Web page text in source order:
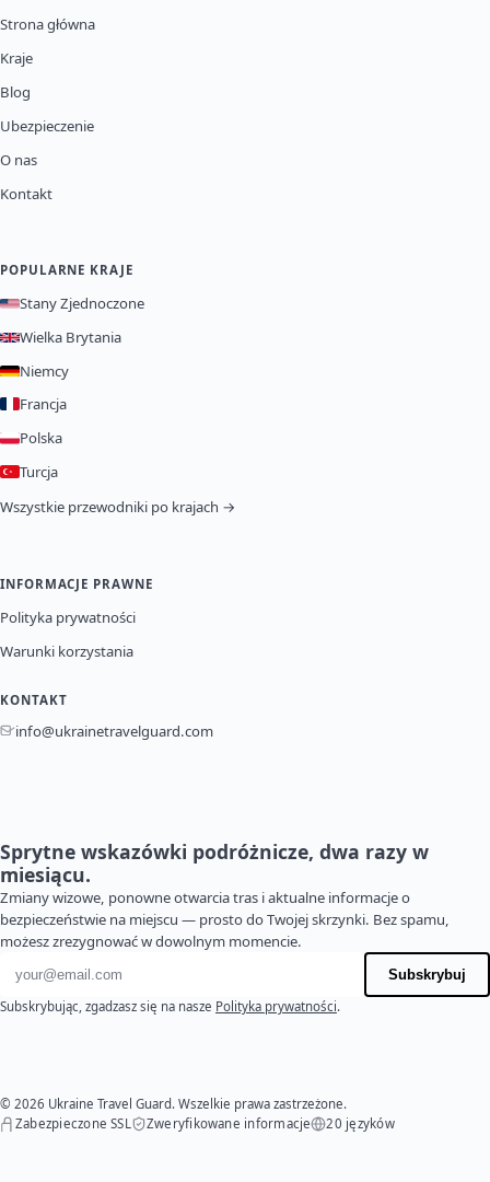
Strona główna
Kraje
Blog
Ubezpieczenie
O nas
Kontakt
POPULARNE KRAJE
Stany Zjednoczone
Wielka Brytania
Niemcy
Francja
Polska
Turcja
Wszystkie przewodniki po krajach →
INFORMACJE PRAWNE
Polityka prywatności
Warunki korzystania
KONTAKT
info@ukrainetravelguard.com
Sprytne wskazówki podróżnicze, dwa razy w
miesiącu.
Zmiany wizowe, ponowne otwarcia tras i aktualne informacje o
bezpieczeństwie na miejscu — prosto do Twojej skrzynki. Bez spamu,
możesz zrezygnować w dowolnym momencie.
Adres e-mail
Subskrybuj
Subskrybując, zgadzasz się na nasze Polityka prywatności.
© 2026 Ukraine Travel Guard. Wszelkie prawa zastrzeżone.
Zabezpieczone SSL
Zweryfikowane informacje 20 języków